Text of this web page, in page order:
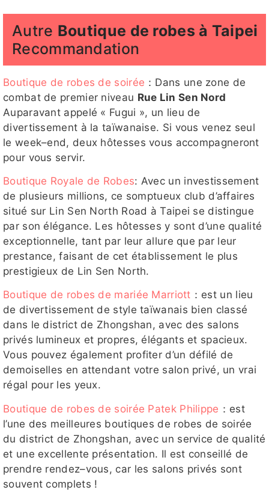
Autre Boutique de robes à Taipei
Recommandation
Boutique de robes de soirée ：Dans une zone de
combat de premier niveau Rue Lin Sen Nord
Auparavant appelé « Fugui », un lieu de
divertissement à la taïwanaise. Si vous venez seul
le week–end, deux hôtesses vous accompagneront
pour vous servir.
Boutique Royale de Robes: Avec un investissement
de plusieurs millions, ce somptueux club d’affaires
situé sur Lin Sen North Road à Taipei se distingue
par son élégance. Les hôtesses y sont d’une qualité
exceptionnelle, tant par leur allure que par leur
prestance, faisant de cet établissement le plus
prestigieux de Lin Sen North.
Boutique de robes de mariée Marriott ：est un lieu
de divertissement de style taïwanais bien classé
dans le district de Zhongshan, avec des salons
privés lumineux et propres, élégants et spacieux.
Vous pouvez également profiter d’un défilé de
demoiselles en attendant votre salon privé, un vrai
régal pour les yeux.
Boutique de robes de soirée Patek Philippe ：est
l’une des meilleures boutiques de robes de soirée
du district de Zhongshan, avec un service de qualité
et une excellente présentation. Il est conseillé de
prendre rendez–vous, car les salons privés sont
souvent complets !